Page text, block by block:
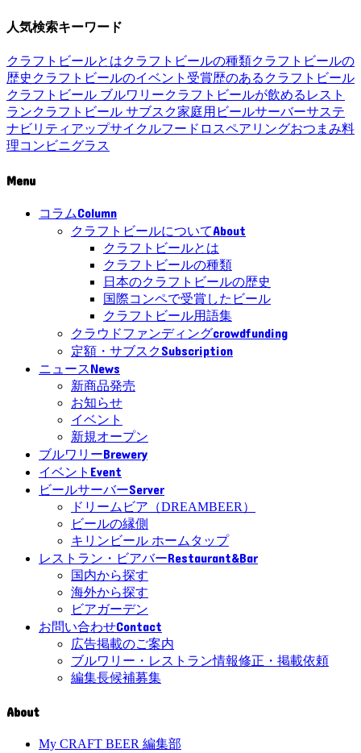
人気検索キーワード
クラフトビールとはクラフトビールの種類クラフトビールの
歴史 クラフトビールのイベント 受賞歴のあるクラフトビール
クラフトビール ブルワリークラフトビールが飲めるレスト
ランクラフトビール サブスク家庭用ビールサーバーサステ
ナビリティ アップサイクルフードロスペアリングおつまみ料
理コンビニグラス
Menu
コラムColumn
クラフトビールについてAbout
クラフトビールとは
クラフトビールの種類
日本のクラフトビールの歴史
国際コンペで受賞したビール
クラフトビール用語集
クラウドファンディングcrowdfunding
定額・サブスクSubscription
ニュースNews
新商品発売
お知らせ
イベント
新規オープン
ブルワリーBrewery
イベント Event
ビールサーバーServer
ドリームビア（DREAMBEER）
ビールの縁側
キリンビール ホームタップ
レストラン・ビアバーRestaurant&Bar
国内から探す
海外から探す
ビアガーデン
お問い合わせContact
広告掲載のご案内
ブルワリー・レストラン情報修正・掲載依頼
編集長候補募集
About
My CRAFT BEER 編集部